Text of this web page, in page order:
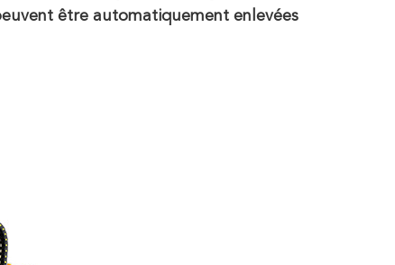
être automatiquement enlevées